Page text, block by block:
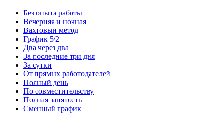
Без опыта работы
Вечерняя и ночная
Вахтовый метод
График 5/2
Два через два
За последние три дня
За сутки
От прямых работодателей
Полный день
По совместительству
Полная занятость
Сменный график